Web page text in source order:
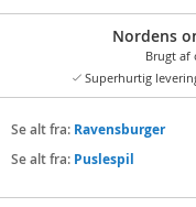
Nordens
Brugt af
Superhurtig
Se alt fra: Ravensburger
Se alt fra: Puslespil